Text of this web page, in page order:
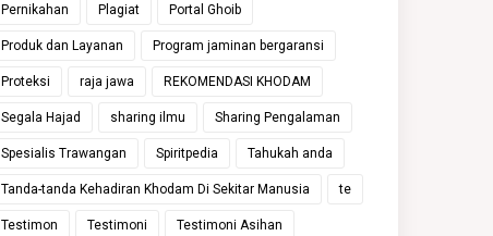
Pernikahan Plagiat Portal Ghoib
Produk dan Layanan Program jaminan bergaransi
Proteksi raja jawa REKOMENDASI KHODAM
Segala Hajad sharing ilmu Sharing Pengalaman
Spesialis Trawangan Spiritpedia Tahukah anda
Tanda-tanda Kehadiran Khodam Di Sekitar Manusia te
Testimon Testimoni Testimoni Asihan